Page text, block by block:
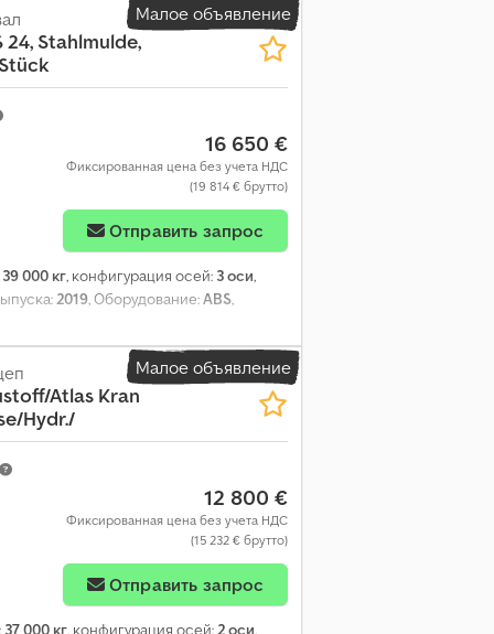
Малое объявление
24, Stahlmulde,
16 650 €
Фиксированная цена без учета НДС
(19 814 € брутто)
Отправить запрос
39 000 кг, конфигурация осей: 3 оси,
2019, Оборудование:ABS,
Малое объявление
Atlas Kran
Hydr./
12 800 €
Фиксированная цена без учета НДС
(15 232 € брутто)
Отправить запрос
37 000 кг, конфигурация осей:2 оси,